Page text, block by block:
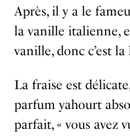
Après, il y a le
la vanille italienne,
vanille, donc c’est la
La fraise est
parfum yahourt
parfait, « vous avez